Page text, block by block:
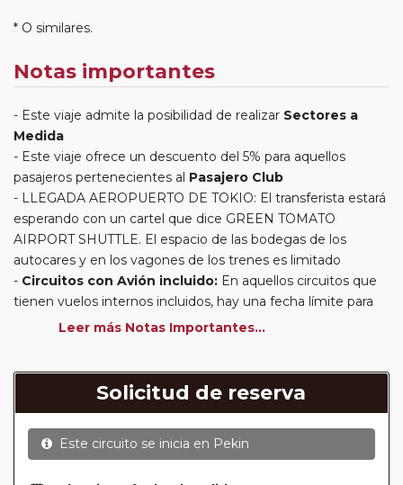
* O similares.
Notas importantes
Este viaje admite la posibilidad de realizar Sectores a
Medida
Este viaje ofrece un descuento del 5% para aquellos
pasajeros pertenecientes al Pasajero Club
LLEGADA AEROPUERTO DE TOKIO: El transferista estará
esperando con un cartel que dice GREEN TOMATO
AIRPORT SHUTTLE. El espacio de las bodegas de los
autocares y en los vagones de los trenes es limitado
Circuitos con Avión incluido: En aquellos circuitos que
tienen vuelos internos incluidos, hay una fecha límite para
poder emitir billetes. Las reservas/emisión de los vuelos se
reserva y emitido el billete, un error posterior en el nombre
o un nombre incompleto, puede provocar la invalidez del
billete emitido y la necesidad de tener que emitir un nuevo
billete. No nos responsabilizaremos de los gastos
Leer más Notas Importantes...
Solicitud de reserva
Este circuito se inicia en Pekin